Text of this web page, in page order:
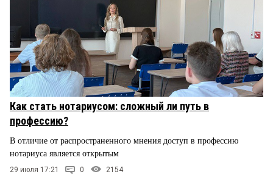
Как стать нотариусом: сложный ли путь в
профессию?
В отличие от распространенного мнения доступ в профессию
нотариуса является открытым
29 июля 17:21 0 2154